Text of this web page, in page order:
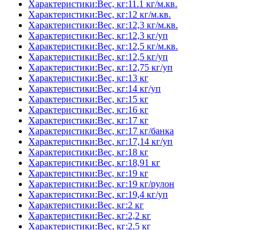
Характеристики:Вес, кг:11.1 кг/м.кв.
Характеристики:Вес, кг:12 кг/м.кв.
Характеристики:Вес, кг:12,3 кг/м.кв.
Характеристики:Вес, кг:12,3 кг/уп
Характеристики:Вес, кг:12,5 кг/м.кв.
Характеристики:Вес, кг:12,5 кг/уп
Характеристики:Вес, кг:12,75 кг/уп
Характеристики:Вес, кг:13 кг
Характеристики:Вес, кг:14 кг/уп
Характеристики:Вес, кг:15 кг
Характеристики:Вес, кг:16 кг
Характеристики:Вес, кг:17 кг
Характеристики:Вес, кг:17 кг/банка
Характеристики:Вес, кг:17,14 кг/уп
Характеристики:Вес, кг:18 кг
Характеристики:Вес, кг:18,91 кг
Характеристики:Вес, кг:19 кг
Характеристики:Вес, кг:19 кг/рулон
Характеристики:Вес, кг:19,4 кг/уп
Характеристики:Вес, кг:2 кг
Характеристики:Вес, кг:2,2 кг
Характеристики:Вес, кг:2,5 кг